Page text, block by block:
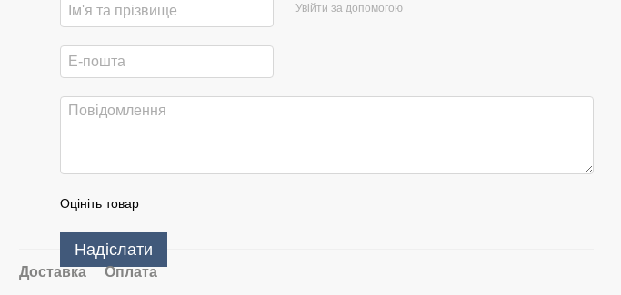
Увійти за допомогою
Оцініть товар
Надіслати
Доставка Оплата